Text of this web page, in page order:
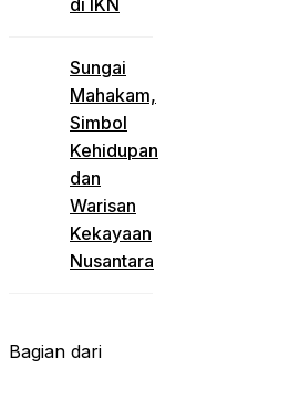
di IKN
Sungai
Mahakam,
Simbol
Kehidupan
dan
Warisan
Kekayaan
Nusantara
Bagian dari